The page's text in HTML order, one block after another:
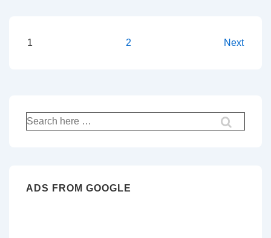
Pagination
1 2 Next
Recherche
pour:
ADS FROM GOOGLE